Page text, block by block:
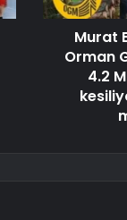
Murat
Orman
4.2